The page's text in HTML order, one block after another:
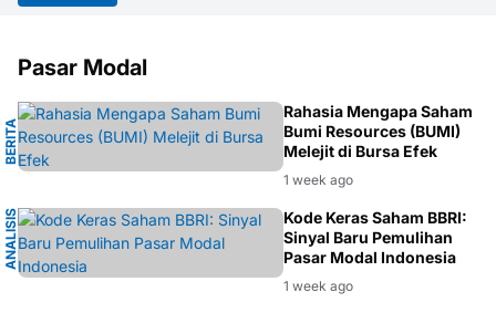
Pasar Modal
B
E
R
I
T
A
E
K
O
N
O
MI
Rahasia Mengapa Saham
Bumi Resources (BUMI)
Melejit di Bursa Efek
1 week ago
A
N
A
L
I
S
I
S
P
A
S
AR
Kode Keras Saham BBRI:
Sinyal Baru Pemulihan
Pasar Modal Indonesia
1 week ago